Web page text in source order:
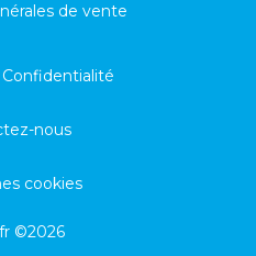
de vente
nous
cookies
©2026